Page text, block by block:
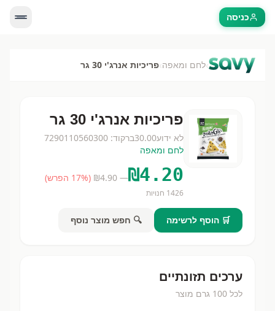
כניסה
›לחם ומאפה›פריכיות אנרג'י 30 גר
פריכיות אנרג'י 30 גר
לא ידוע30.00ברקוד: 7290110560300
לחם ומאפה
₪4.20
— ₪
4.90
(
17% הפרש)
1426 חנויות
🛒 הוסף לרשימה 🔍 חפש מוצר נוסף
ערכים תזונתיים
לכל 100 גרם מוצר